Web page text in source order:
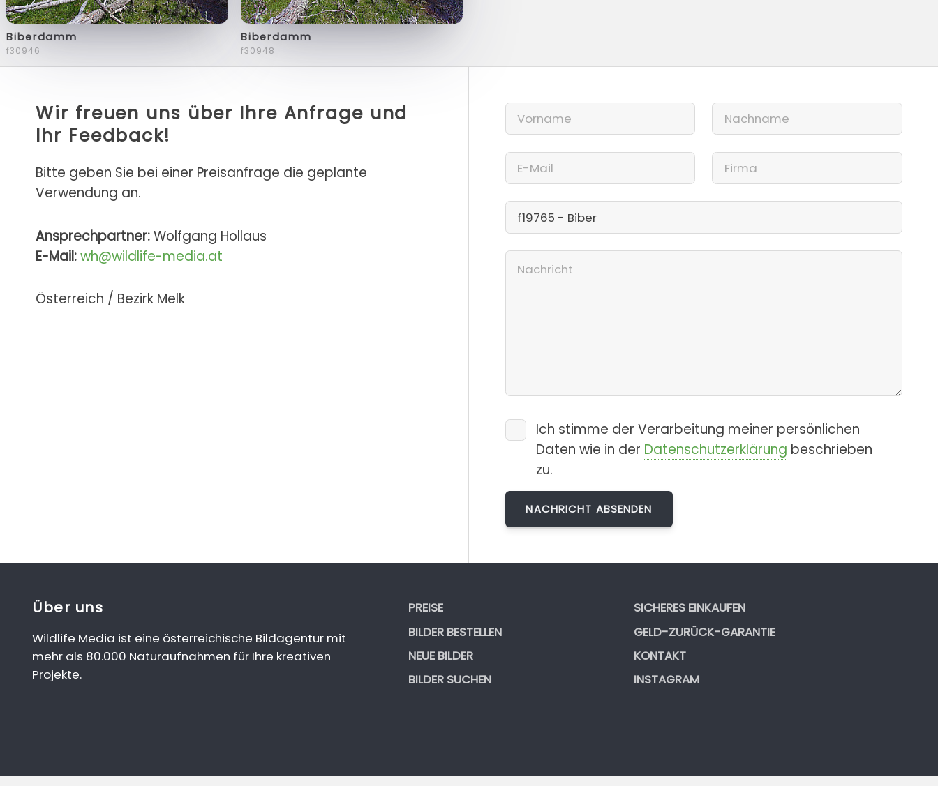
Biberdamm
f30946
Biberdamm
f30948
Wir freuen uns über Ihre Anfrage und
Ihr Feedback!
Bitte geben Sie bei einer Preisanfrage die geplante
Verwendung an.
Ansprechpartner:Wolfgang Hollaus
E-Mail:wh@wildlife-media.at
Österreich / Bezirk Melk
Ich stimme der Verarbeitung meiner persönlichen
Daten wie in der Datenschutzerklärung beschrieben
zu.
Über uns
Wildlife Media ist eine österreichische Bildagentur mit
mehr als 80.000 Naturaufnahmen für Ihre kreativen
Projekte.
PREISE
BILDER BESTELLEN
NEUE BILDER
BILDER SUCHEN
SICHERES EINKAUFEN
GELD-ZURÜCK-GARANTIE
KONTAKT
INSTAGRAM